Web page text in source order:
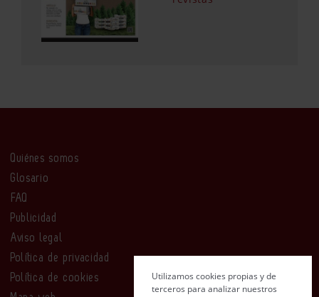
Quiénes somos
Glosario
FAQ
Publicidad
Aviso legal
Política de privacidad
Política de cookies
Utilizamos cookies propias y de
terceros para analizar nuestros